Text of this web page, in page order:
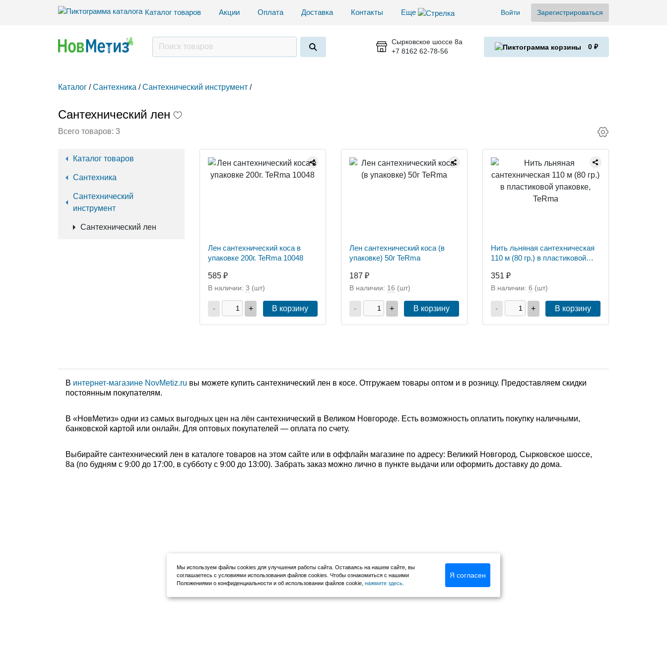
Каталог товаров Акции Оплата Доставка Контакты Еще Войти Зарегистрироваться
Сырковское шоссе 8а
+7 8162 62-78-56
0 ₽
Каталог / Сантехника / Сантехнический инструмент /
Сантехнический лен
Всего товаров: 3
Каталог товаров
Сантехника
Сантехнический
инструмент
Сантехнический лен
Лен сантехнический коса в
упаковке 200г. TeRma 10048
585 ₽
В наличии: 3 (шт)
- + В корзину
Лен сантехнический коса (в
упаковке) 50г TeRma
187 ₽
В наличии: 16 (шт)
- + В корзину
Нить льняная сантехническая
110 м (80 гр.) в пластиковой
351 ₽
В наличии: 6 (шт)
- + В корзину
В интернет-магазине NovMetiz.ru вы можете купить сантехнический лен в косе. Отгружаем товары оптом и в розницу. Предоставляем скидки
постоянным покупателям.
В «НовМетиз» одни из самых выгодных цен на лён сантехнический в Великом Новгороде. Есть возможность оплатить покупку наличными,
банковской картой или онлайн. Для оптовых покупателей — оплата по счету.
Выбирайте сантехнический лен в каталоге товаров на этом сайте или в оффлайн магазине по адресу: Великий Новгород, Сырковское шоссе,
8а (по будням с 9:00 до 17:00, в субботу с 9:00 до 13:00). Забрать заказ можно лично в пункте выдачи или оформить доставку до дома.
Мы используем файлы cookies для улучшения работы сайта. Оставаясь на нашем сайте, вы
соглашаетесь с условиями использования файлов cookies. Чтобы ознакомиться с нашими
Положениями о конфиденциальности и об использовании файлов cookie, нажмите здесь
Я согласен